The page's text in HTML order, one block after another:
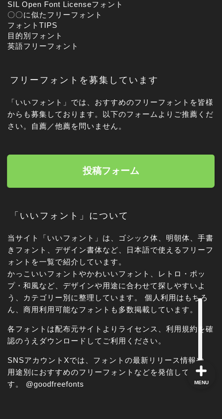
SIL Open Font Licenseフォント
〇〇に似たフリーフォント
フォントTIPS
目的別フォント
英語フリーフォント
フリーフォントを募集しています
「いいフォント」では、おすすめのフリーフォントを皆様
からも募集しております。以下のフォームよりご推薦くだ
さい。自薦／他薦を問いません。
投稿フォーム
「いいフォント」について
当サイト「いいフォント」は、ゴシック体、明朝体、手書
きフォント、デザイン書体など、日本語で使えるフリーフ
ォントを一覧で紹介しています。
かっこいいフォントやかわいいフォント、レトロ・ポッ
プ・和風など、デザインや用途に合わせて探しやすいよ
う、カテゴリー別に整理しています。 個人利用はもちろ
ん、商用利用可能なフォントも多数掲載しています。
各フォントは配布元サイトよりライセンス、利用規約を確
認のうえダウンロードしてご利用ください。
SNSアカウントXでは、フォントの最新リリース情報や、
用途別におすすめのフリーフォントなどを発信していま
す。 @goodfreefonts MENU
角ゴシック
明朝体
手書き風